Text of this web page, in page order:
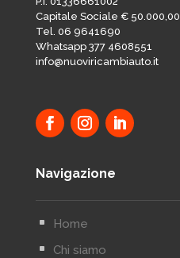
Capitale Sociale € 50.000,00
Tel. 06 9641690
Whatsapp 377 4608551
info@nuoviricambiauto.it
Navigazione
^ Home
^ Chi siamo